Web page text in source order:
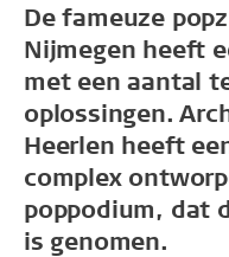
De fameuze
Nijmegen heeft
met een aantal
oplossingen.
Heerlen heeft
complex
poppodium, dat
is genomen.